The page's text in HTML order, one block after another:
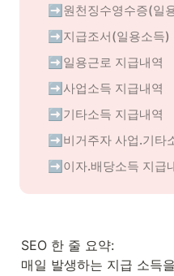
➡️원천징수영수증(일
➡️지급조서(일용소득)
➡️일용근로 지급내역
➡️사업소득 지급내역
➡️기타소득 지급내역
➡️비거주자 사업.기타
➡️이자.배당소득 지급
SEO 한 줄 요약:
매일 발생하는 지급 소득